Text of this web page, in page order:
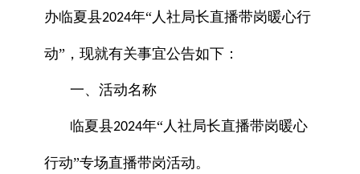
办临夏县2024年“人社局长直播带岗暖心行
动”，现就有关事宜公告如下：
一、活动名称
临夏县2024年“人社局长直播带岗暖心
行动”专场直播带岗活动。